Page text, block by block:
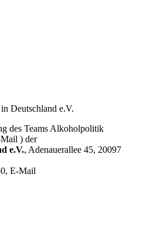
Deutschland e.V.
des Teams Alkoholpolitik
) der
e.V., Adenauerallee 45, 20097
E-Mail